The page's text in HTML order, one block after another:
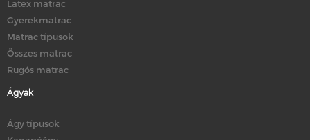
Latex matrac
Gyerekmatrac
Matrac típusok
Összes matrac
Rugós matrac
Ágyak
Ágy típusok